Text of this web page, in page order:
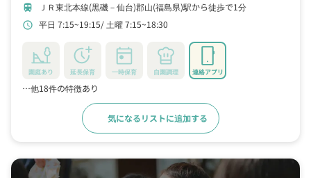
train ＪＲ東北本線(黒磯－仙台)郡山(福島県)駅から徒歩で1分
schedule 平日 7:15~19:15 土曜 7:15~18:30
園庭あり 延長保育 一時保育 自園調理 連絡アプリ
…他18件の特徴あり
気になるリストに追加する